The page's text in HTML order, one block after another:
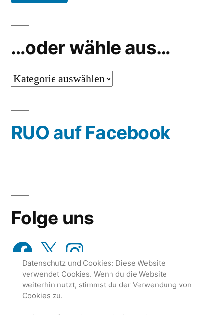
…oder wähle aus…
…
aus…
RUO auf Facebook
Folge uns
Facebook
X Instagram
Datenschutz und Cookies: Diese Website
verwendet Cookies. Wenn du die Website
weiterhin nutzt, stimmst du der Verwendung von
Cookies zu.